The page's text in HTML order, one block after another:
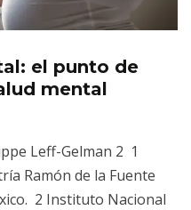
el punto de
mental
Leff-Gelman 2 1
Ramón de la Fuente
2 Instituto Nacional